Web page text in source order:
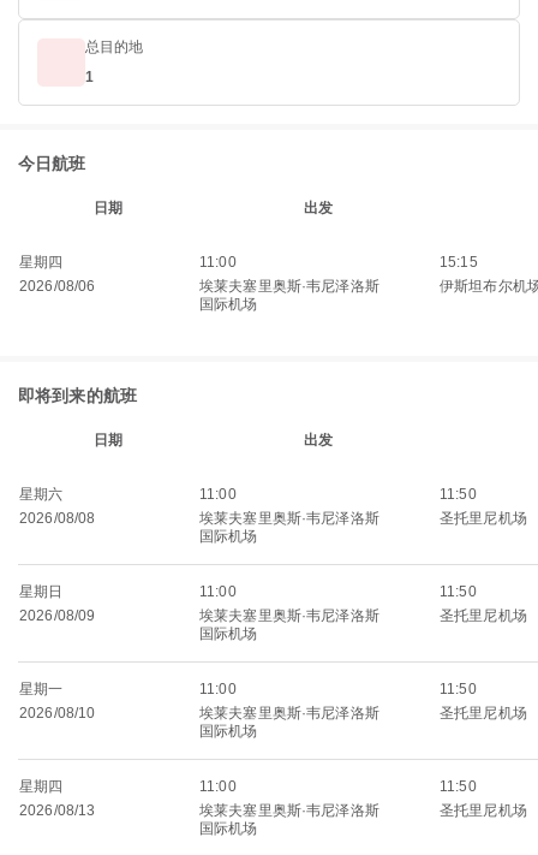
总目的地
1
今日航班
日期 出发
星期四
2026/08/06
11:00
埃莱夫塞里奥斯·韦尼泽洛斯
国际机场
15:15
伊斯坦布尔机
即将到来的航班
日期 出发
星期六
2026/08/08
11:00
埃莱夫塞里奥斯·韦尼泽洛斯
国际机场
11:50
圣托里尼机场
星期日
2026/08/09
11:00
埃莱夫塞里奥斯·韦尼泽洛斯
国际机场
11:50
圣托里尼机场
星期一
2026/08/10
11:00
埃莱夫塞里奥斯·韦尼泽洛斯
国际机场
11:50
圣托里尼机场
星期四
2026/08/13
11:00
埃莱夫塞里奥斯·韦尼泽洛斯
国际机场
11:50
圣托里尼机场